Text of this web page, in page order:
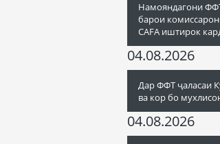
Намояндагони
барои
CAFA иштирок
04.08.2026
Дар ФФТ ҷаласаи
ва кор бо
04.08.2026